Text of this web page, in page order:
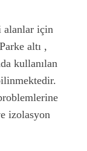
alanlar için
altı ,
kullanılan
izolasyon